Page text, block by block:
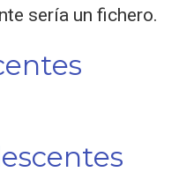
sería un fichero.